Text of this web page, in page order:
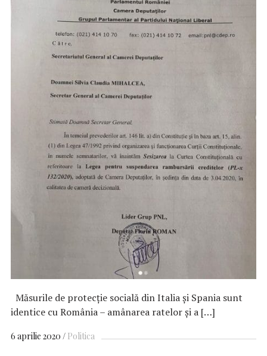
Măsurile de protecţie socială din Italia şi Spania sunt
identice cu România – amânarea ratelor şi a […]
6 aprilie 2020 Politica